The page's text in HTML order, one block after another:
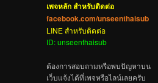
เพจหลัก สำหรับติดต่อ
facebook.com/unseenthaisub
LINE สำหรับติดต่อ
ID: unseenthaisub
ต้องการสอบถามหรือพบปัญหาบน
เว็บแจ้งได้ที่เพจหรือไลน์เลยครับ